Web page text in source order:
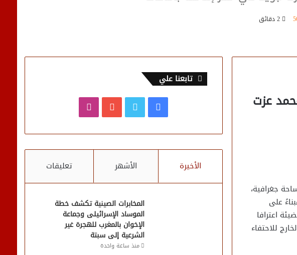
2 دقائق
عزت
جغرافية،
على
اعترافا
للاحتفاء
تابعنا علي
فيسبوك يوتيوب
الأخيرة الأشهر تعليقات
المخابرات الصينية تكشف خطة
الموساد الإسرائيلى وجماعة
الإخوان بالمغرب للهجرة غير
الشرعية إلى سبتة
منذ ساعة واحدة